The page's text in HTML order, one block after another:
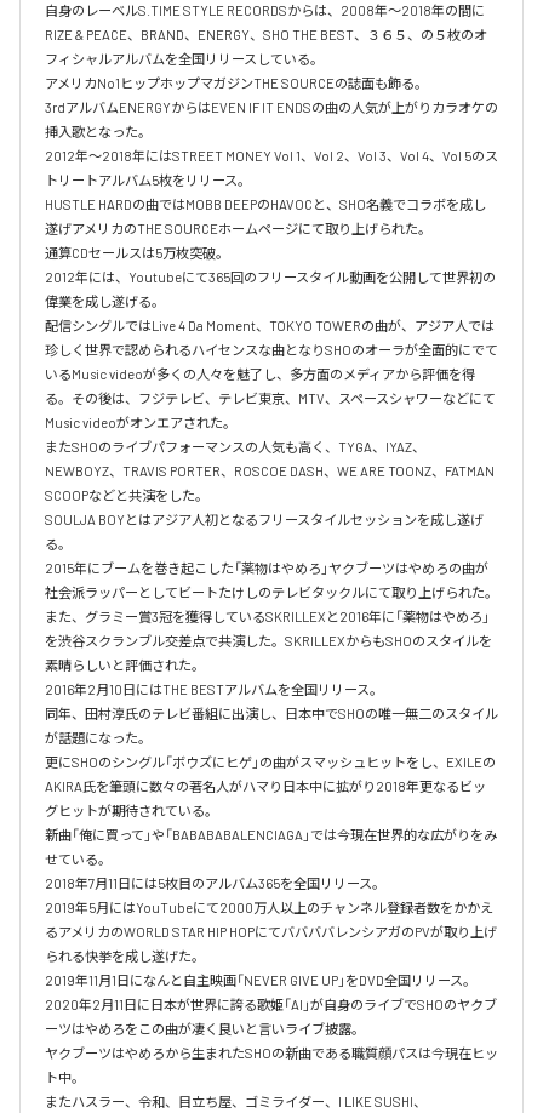
自身のレーベルS.TIME STYLE RECORDSからは、2008年〜2018年の間に
RIZE & PEACE、BRAND、ENERGY、SHO THE BEST、３６５、の５枚のオ
フィシャルアルバムを全国リリースしている。
アメリカNo1ヒップホップマガジンTHE SOURCEの誌面も飾る。
3rdアルバムENERGYからはEVEN IF IT ENDSの曲の人気が上がりカラオケの
挿入歌となった。
2012年〜2018年にはSTREET MONEY Vol 1、Vol 2、Vol 3、Vol 4、Vol 5のス
トリートアルバム5枚をリリース。
HUSTLE HARDの曲ではMOBB DEEPのHAVOCと、SHO名義でコラボを成し
遂げアメリカのTHE SOURCEホームページにて取り上げられた。
通算CDセールスは5万枚突破。
2012年には、Youtubeにて365回のフリースタイル動画を公開して世界初の
偉業を成し遂げる。
配信シングルではLive 4 Da Moment、TOKYO TOWERの曲が、アジア人では
珍しく世界で認められるハイセンスな曲となりSHOのオーラが全面的にでて
いるMusic videoが多くの人々を魅了し、多方面のメディアから評価を得
る。その後は、フジテレビ、テレビ東京、MTV、スペースシャワーなどにて
Music videoがオンエアされた。
またSHOのライブパフォーマンスの人気も高く、TYGA、IYAZ、
NEWBOYZ、TRAVIS PORTER、ROSCOE DASH、WE ARE TOONZ、FATMAN
SCOOPなどと共演をした。
SOULJA BOYとはアジア人初となるフリースタイルセッションを成し遂げ
る。
2015年にブームを巻き起こした「薬物はやめろ」ヤクブーツはやめろの曲が
社会派ラッパーとしてビートたけしのテレビタックルにて取り上げられた。
また、グラミー賞3冠を獲得しているSKRILLEXと2016年に「薬物はやめろ」
を渋谷スクランブル交差点で共演した。SKRILLEXからもSHOのスタイルを
素晴らしいと評価された。
2016年2月10日にはTHE BESTアルバムを全国リリース。
同年、田村淳氏のテレビ番組に出演し、日本中でSHOの唯一無二のスタイル
が話題になった。
更にSHOのシングル「ボウズにヒゲ」の曲がスマッシュヒットをし、EXILEの
AKIRA氏を筆頭に数々の著名人がハマり日本中に拡がり2018年更なるビッ
グヒットが期待されている。
新曲「俺に買って」や「BABABABALENCIAGA」では今現在世界的な広がりをみ
せている。
2018年7月11日には5枚目のアルバム365を全国リリース。
2019年5月にはYouTubeにて2000万人以上のチャンネル登録者数をかかえ
るアメリカのWORLD STAR HIP HOPにてババババレンシアガのPVが取り上げ
られる快挙を成し遂げた。
2019年11月1日になんと自主映画「NEVER GIVE UP」をDVD全国リリース。
2020年2月11日に日本が世界に誇る歌姫「AI」が自身のライブでSHOのヤクブ
ーツはやめろをこの曲が凄く良いと言いライブ披露。
ヤクブーツはやめろから生まれたSHOの新曲である職質顔パスは今現在ヒッ
ト中。
またハスラー、令和、目立ち屋、ゴミライダー、I LIKE SUSHI、